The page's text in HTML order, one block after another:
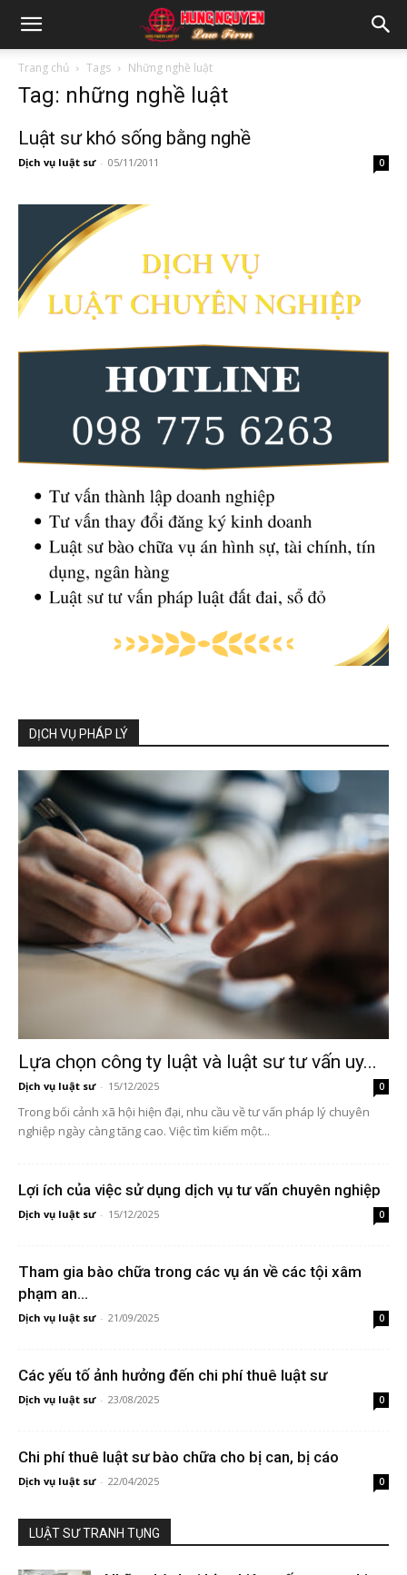
Trang chủ Tags Những nghề luật
Tag: những nghề luật
Luật sư khó sống bằng nghề
Dịch vụ luật sư - 05/11/2011 0
DỊCH VỤ PHÁP LÝ
Lựa chọn công ty luật và luật sư tư vấn uy...
Dịch vụ luật sư - 15/12/2025 0
Trong bối cảnh xã hội hiện đại, nhu cầu về tư vấn pháp lý chuyên
nghiệp ngày càng tăng cao. Việc tìm kiếm một...
Lợi ích của việc sử dụng dịch vụ tư vấn chuyên nghiệp
Dịch vụ luật sư - 15/12/2025 0
Tham gia bào chữa trong các vụ án về các tội xâm
phạm an...
Dịch vụ luật sư - 21/09/2025 0
Các yếu tố ảnh hưởng đến chi phí thuê luật sư
Dịch vụ luật sư - 23/08/2025 0
Chi phí thuê luật sư bào chữa cho bị can, bị cáo
Dịch vụ luật sư - 22/04/2025 0
LUẬT SƯ TRANH TỤNG